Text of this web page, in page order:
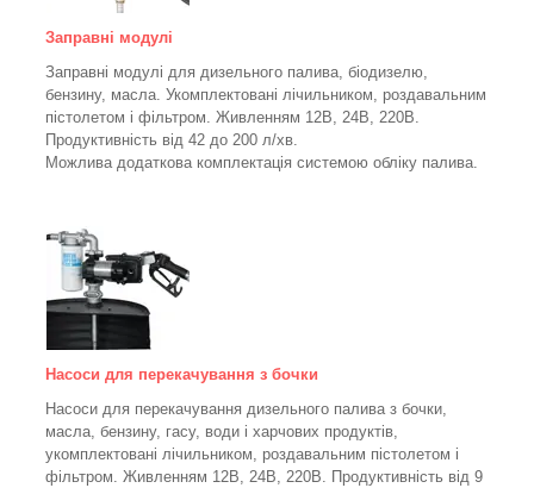
Заправні модулі
Заправні модулі для дизельного палива, біодизелю,
бензину, масла. Укомплектовані лічильником, роздавальним
пістолетом і фільтром. Живленням 12В, 24В, 220В.
Продуктивність від 42 до 200 л/хв.
Можлива додаткова комплектація системою обліку палива.
Насоси для перекачування з бочки
Насоси для перекачування дизельного палива з бочки,
масла, бензину, гасу, води і харчових продуктів,
укомплектовані лічильником, роздавальним пістолетом і
фільтром. Живленням 12В, 24В, 220В. Продуктивність від 9